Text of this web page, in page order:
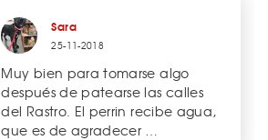
Sara
25-11-2018
Muy bien para tomarse algo
después de patearse las calles
del Rastro. El perrin recibe agua,
que es de agradecer …